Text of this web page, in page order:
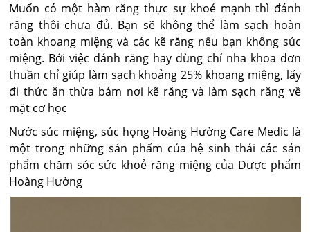
Muốn có một hàm răng thực sự khoẻ mạnh thì đánh
răng thôi chưa đủ. Bạn sẽ không thể làm sạch hoàn
toàn khoang miệng và các kẽ răng nếu bạn không súc
miệng. Bởi việc đánh răng hay dùng chỉ nha khoa đơn
thuần chỉ giúp làm sạch khoảng 25% khoang miệng, lấy
đi thức ăn thừa bám nơi kẽ răng và làm sạch răng về
mặt cơ học
Nước súc miệng, súc họng Hoàng Hường Care Medic là
một trong những sản phẩm của hệ sinh thái các sản
phẩm chăm sóc sức khoẻ răng miệng của Dược phẩm
Hoàng Hường